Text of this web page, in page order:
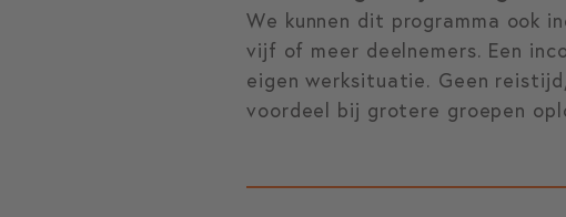
We kunnen dit programma ook
vijf of meer deelnemers. Een
eigen werksituatie. Geen
voordeel bij grotere groepen